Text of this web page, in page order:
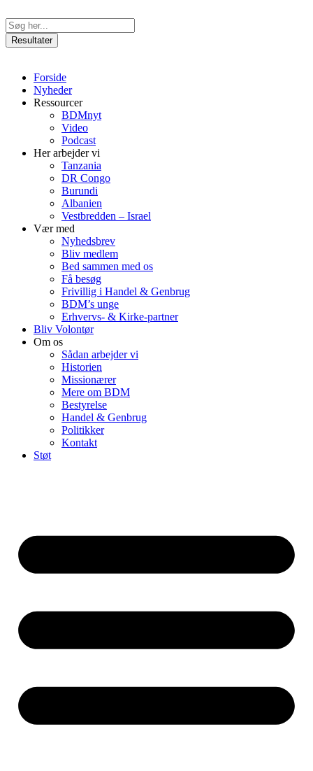
til
indhold
Search
...Resultater
Forside
Nyheder
Ressourcer
BDMnyt
Video
Podcast
Her arbejder vi
Tanzania
DR Congo
Burundi
Albanien
Vestbredden – Israel
Vær med
Nyhedsbrev
Bliv medlem
Bed sammen med os
Få besøg
Frivillig i Handel & Genbrug
BDM’s unge
Erhvervs- & Kirke-partner
Bliv Volontør
Om os
Sådan arbejder vi
Historien
Missionærer
Mere om BDM
Bestyrelse
Handel & Genbrug
Politikker
Kontakt
Støt